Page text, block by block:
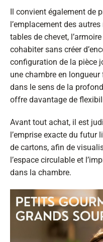
Il convient également de
l’emplacement des
tables de chevet,
cohabiter sans créer
configuration de la pièce
une chambre en
dans le sens de la
offre davantage de
Avant tout achat, il est
l’emprise exacte du futur
de cartons, afin de
l’espace circulable et
dans la chambre.